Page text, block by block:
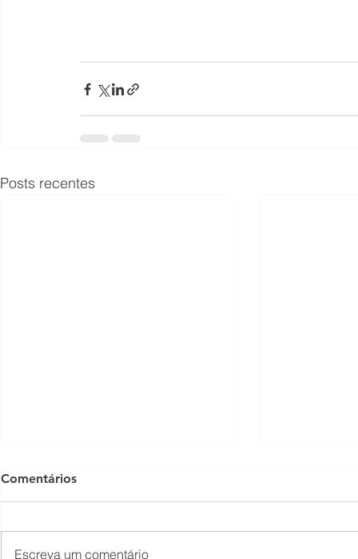
Posts recentes
Comentários
Escreva um comentário